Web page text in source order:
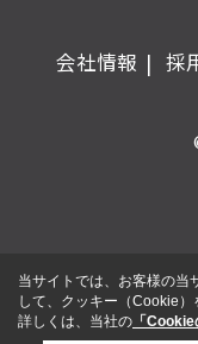
会社情報 採
当サイトでは、お客様の当
して、クッキー（Cookie）
詳しくは、当社の 「